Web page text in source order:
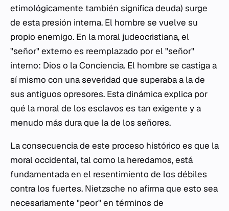
etimológicamente también significa deuda) surge
de esta presión interna. El hombre se vuelve su
propio enemigo. En la moral judeocristiana, el
"señor" externo es reemplazado por el "señor"
interno: Dios o la Conciencia. El hombre se castiga a
sí mismo con una severidad que superaba a la de
sus antiguos opresores. Esta dinámica explica por
qué la moral de los esclavos es tan exigente y a
menudo más dura que la de los señores.
La consecuencia de este proceso histórico es que la
moral occidental, tal como la heredamos, está
fundamentada en el resentimiento de los débiles
contra los fuertes. Nietzsche no afirma que esto sea
necesariamente "peor" en términos de